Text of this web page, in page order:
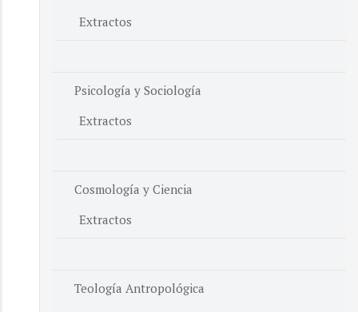
Extractos
Psicología y Sociología
Extractos
Cosmología y Ciencia
Extractos
Teología Antropológica